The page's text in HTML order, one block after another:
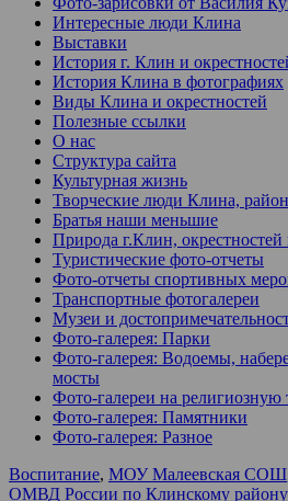
Интересные люди Клина
Выставки
История г. Клин и
История Клина в фотографиях
Виды Клина и окрестностей
Полезные ссылки
О нас
Структура сайта
Культурная жизнь
Творческие люди Клина,
Братья наши меньшие
Природа г.Клин,
Туристические фото-отчеты
Фото-отчеты спортивных
Транспортные фотогалереи
Музеи и
Фото-галерея: Парки
Фото-галерея: Водоемы,
мосты
Фото-галереи на религиозную
Фото-галерея: Памятники
Фото-галерея: Разное
Воспитание, МОУ Малеевская СОШ
ОМВД России по Клинскому району